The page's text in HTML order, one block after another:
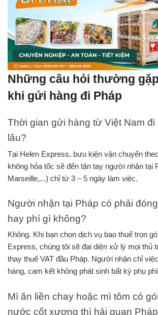
Những câu hỏi thường
khi gửi hàng đi Pháp
Thời gian gửi hàng từ Việt Nam đi
lâu?
Tại Helen Express, bưu kiện vận chuyển
không hỏa tốc sẽ đến tận tay người nhận tại
Marseille,...) chỉ từ 3 – 5 ngày làm việc.
Người nhận tại Pháp có phải
hay phí gì không?
Không. Khi bạn chọn dịch vụ bao thuế trọn
Express, chúng tôi sẽ đại diện xử lý mọi thủ
thay thuế VAT đầu Pháp. Người nhận chỉ
hàng, cam kết không phát sinh bất kỳ phụ
Mì ăn liền chay hoặc mì tôm có
nước cốt xương thì hải quan